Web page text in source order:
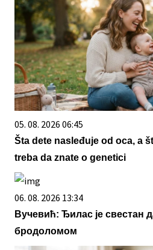
05. 08. 2026 06:45
Šta dete nasleđuje od oca, a
treba da znate o genetici
06. 08. 2026 13:34
Вучевић: Ђилас је свестан
бродоломом